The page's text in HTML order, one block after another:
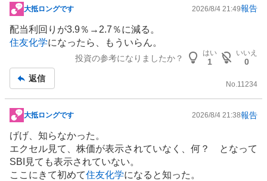
掲
示
板
事
大抵ロングです 2026/8/4 21:49報告
配当利回りが3.9％→2.7％に減る。
住友化学になったら、もういらん。
投資の参考になりましたか？
はい
1
いいえ
0
返信
No.11234
掲
示
板
記
事
大抵ロングです 2026/8/4 21:38報告
げげ、知らなかった。
エクセル見て、株価が表示されていなく、何？ となって
SBI見ても表示されていない。
ここにきて初めて住友化学になると知った。